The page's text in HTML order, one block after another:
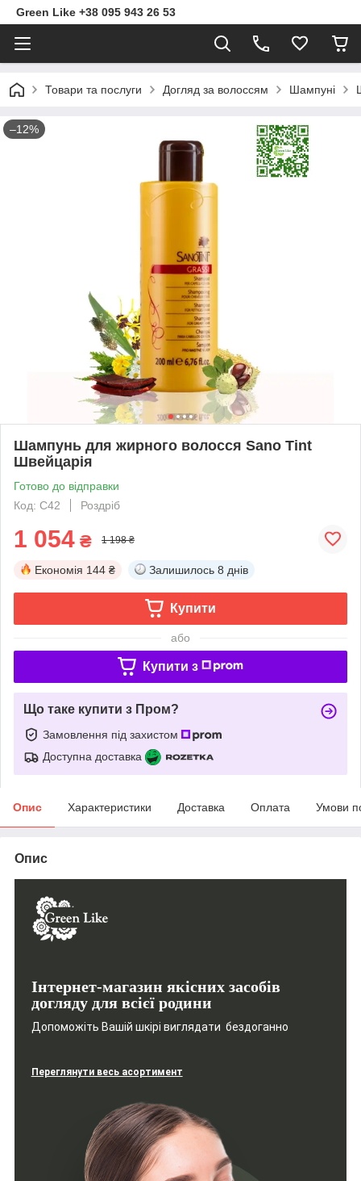
Green Like +38 095 943 26 53
Товари та послуги Догляд за волоссям Шампуні
–12%
Шампунь для жирного волосся Sano Tint
Швейцарія
Готово до відправки
Код: С42
Роздріб
1 054 ₴ 1 198 ₴
Економія 144 ₴ Залишилось 8 днів
Купити
або
Купити з
Що таке купити з Пром?
Замовлення під захистом
Доступна доставка
Опис Характеристики Доставка Оплата Умови
Опис
Інтернет-магазин якісних засобів
догляду для всієї родини
Допоможіть Вашій шкірі виглядати бездоганно
Переглянути весь асортимент